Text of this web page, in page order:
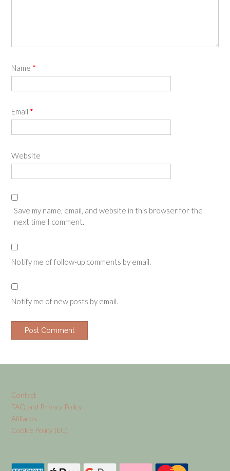
Name *
Email *
Website
Save my name, email, and website in this browser for the
next time I comment.
Notify me of follow-up comments by email.
Notify me of new posts by email.
Contact
FAQ and Privacy Policy
Afiliados
Cookie Policy (EU)